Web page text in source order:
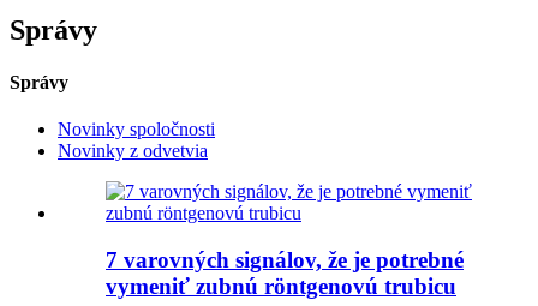
Správy
Správy
Novinky spoločnosti
Novinky z odvetvia
7 varovných signálov, že je potrebné
vymeniť zubnú röntgenovú trubicu